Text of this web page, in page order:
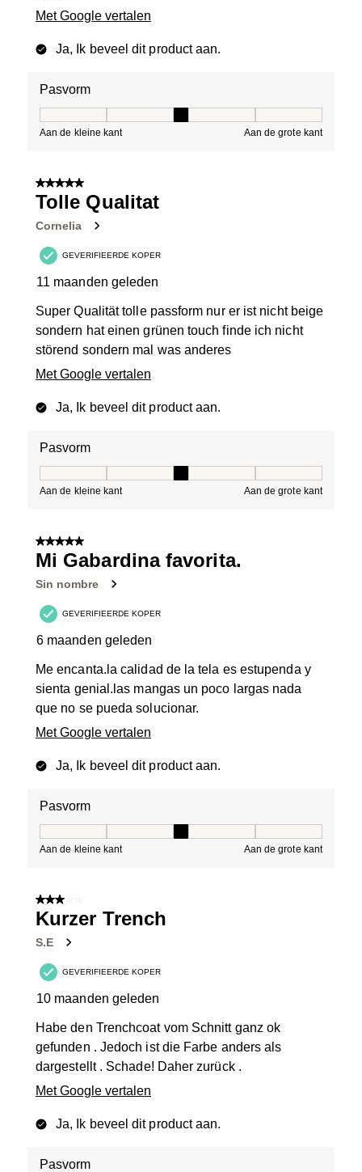
Met Google vertalen
Ja, Ik beveel dit product aan.
Pasvorm
Aan de kleine kant Aan de grote kant
5 van 5 sterren.
Tolle Qualitat
Cornelia
GEVERIFIEERDE KOPER
11 maanden geleden
Super Qualität tolle passform nur er ist nicht beige
sondern hat einen grünen touch finde ich nicht
störend sondern mal was anderes
Met Google vertalen
Ja, Ik beveel dit product aan.
Pasvorm
Aan de kleine kant Aan de grote kant
5 van 5 sterren.
Mi Gabardina favorita.
Sin nombre
GEVERIFIEERDE KOPER
6 maanden geleden
Me encanta.la calidad de la tela es estupenda y
sienta genial.las mangas un poco largas nada
que no se pueda solucionar.
Met Google vertalen
Ja, Ik beveel dit product aan.
Pasvorm
Aan de kleine kant Aan de grote kant
3 van 5 sterren.
Kurzer Trench
S.E
GEVERIFIEERDE KOPER
10 maanden geleden
Habe den Trenchcoat vom Schnitt ganz ok
gefunden . Jedoch ist die Farbe anders als
dargestellt . Schade! Daher zurück .
Met Google vertalen
Ja, Ik beveel dit product aan.
Pasvorm